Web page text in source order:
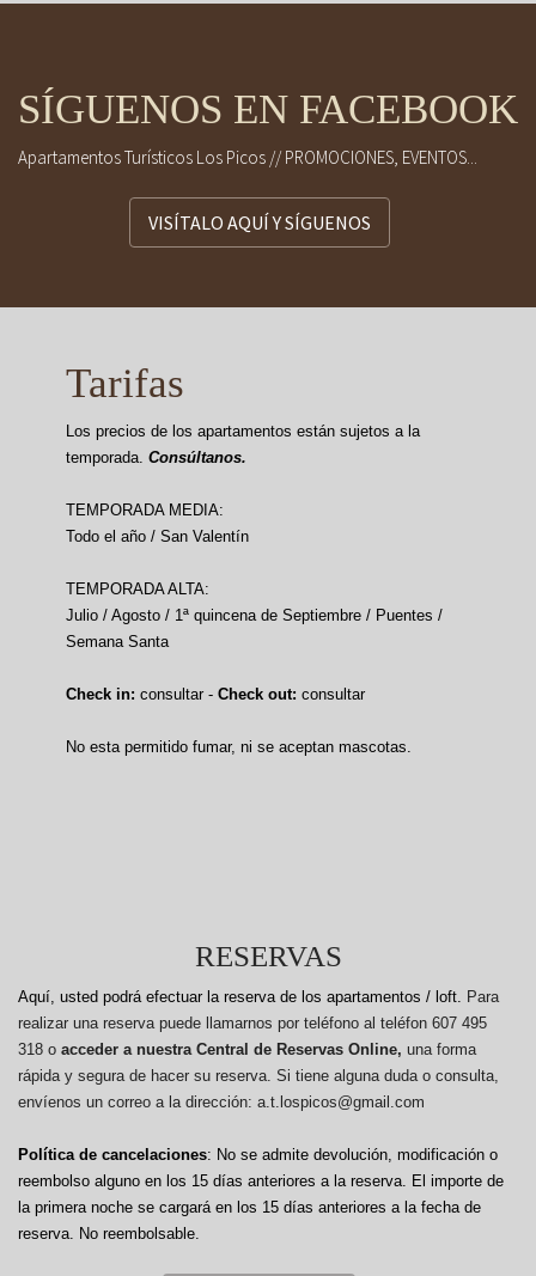
SÍGUENOS EN FACEBOOK
Apartamentos Turísticos Los Picos // PROMOCIONES, EVENTOS...
VISÍTALO AQUÍ Y SÍGUENOS
Tarifas
Los precios de los apartamentos están sujetos a la
temporada. Consúltanos.
TEMPORADA MEDIA:
Todo el año / San Valentín
TEMPORADA ALTA:
Julio / Agosto / 1ª quincena de Septiembre / Puentes /
Semana Santa
Check in: consultar - Check out: consultar
No esta permitido fumar, ni se aceptan mascotas.
RESERVAS
Aquí, usted podrá efectuar la reserva de los apartamentos / loft. Para
realizar una reserva puede llamarnos por teléfono al teléfon 607 495
318 o acceder a nuestra Central de Reservas Online, una forma
rápida y segura de hacer su reserva. Si tiene alguna duda o consulta,
envíenos un correo a la dirección: a.t.lospicos@gmail.com
Política de cancelaciones: No se admite devolución, modificación o
reembolso alguno en los 15 días anteriores a la reserva. El importe de
la primera noche se cargará en los 15 días anteriores a la fecha de
reserva. No reembolsable.